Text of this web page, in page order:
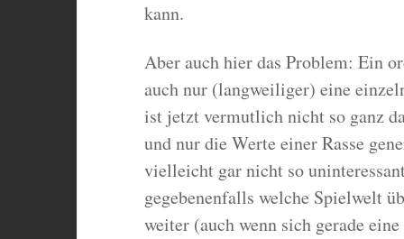
kann.
Aber auch hier das Problem: Ein
auch nur (langweiliger) eine
ist jetzt vermutlich nicht so ganz
und nur die Werte einer Rasse
vielleicht gar nicht so
gegebenenfalls welche Spielwelt
weiter (auch wenn sich gerade